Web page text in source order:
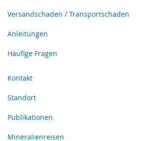
Versandschaden / Transportschaden
Anleitungen
Häufige Fragen
Kontakt
Standort
Publikationen
Mineralienreisen